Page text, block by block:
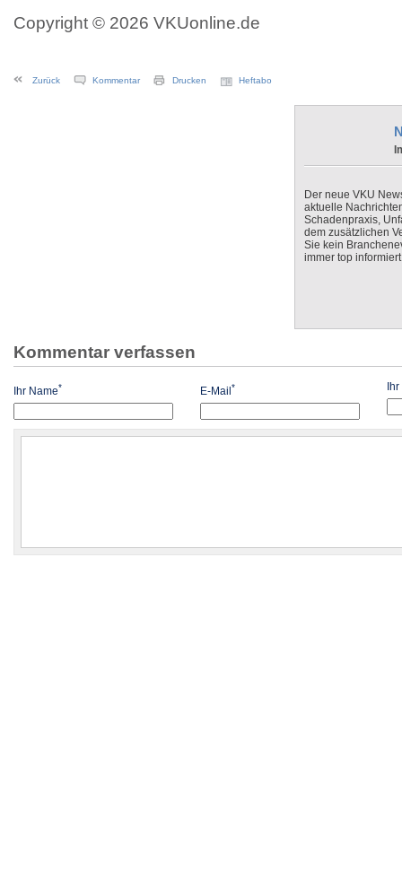
Copyright © 2026 VKUonline.de
Zurück Kommentar Drucken Heftabo
Der neue VKU
aktuelle
Schadenpraxis,
dem zusätzlichen
Sie kein
immer top
Kommentar verfassen
Ihr Name* E-Mail *